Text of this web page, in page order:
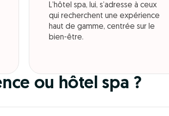
L’hôtel spa, lui, s’adresse à ceux
qui recherchent une expérience
haut de gamme, centrée sur le
bien-être.
ou hôtel spa ?